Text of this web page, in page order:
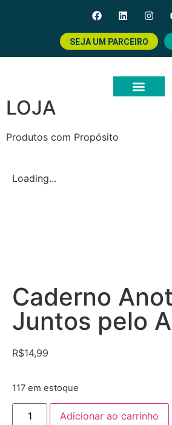
SEJA UM PARCEIRO
LOJA
Produtos com Propósito
Loading...
Caderno
Juntos pelo
R$14,99
117 em estoque
Adicionar ao carrinho